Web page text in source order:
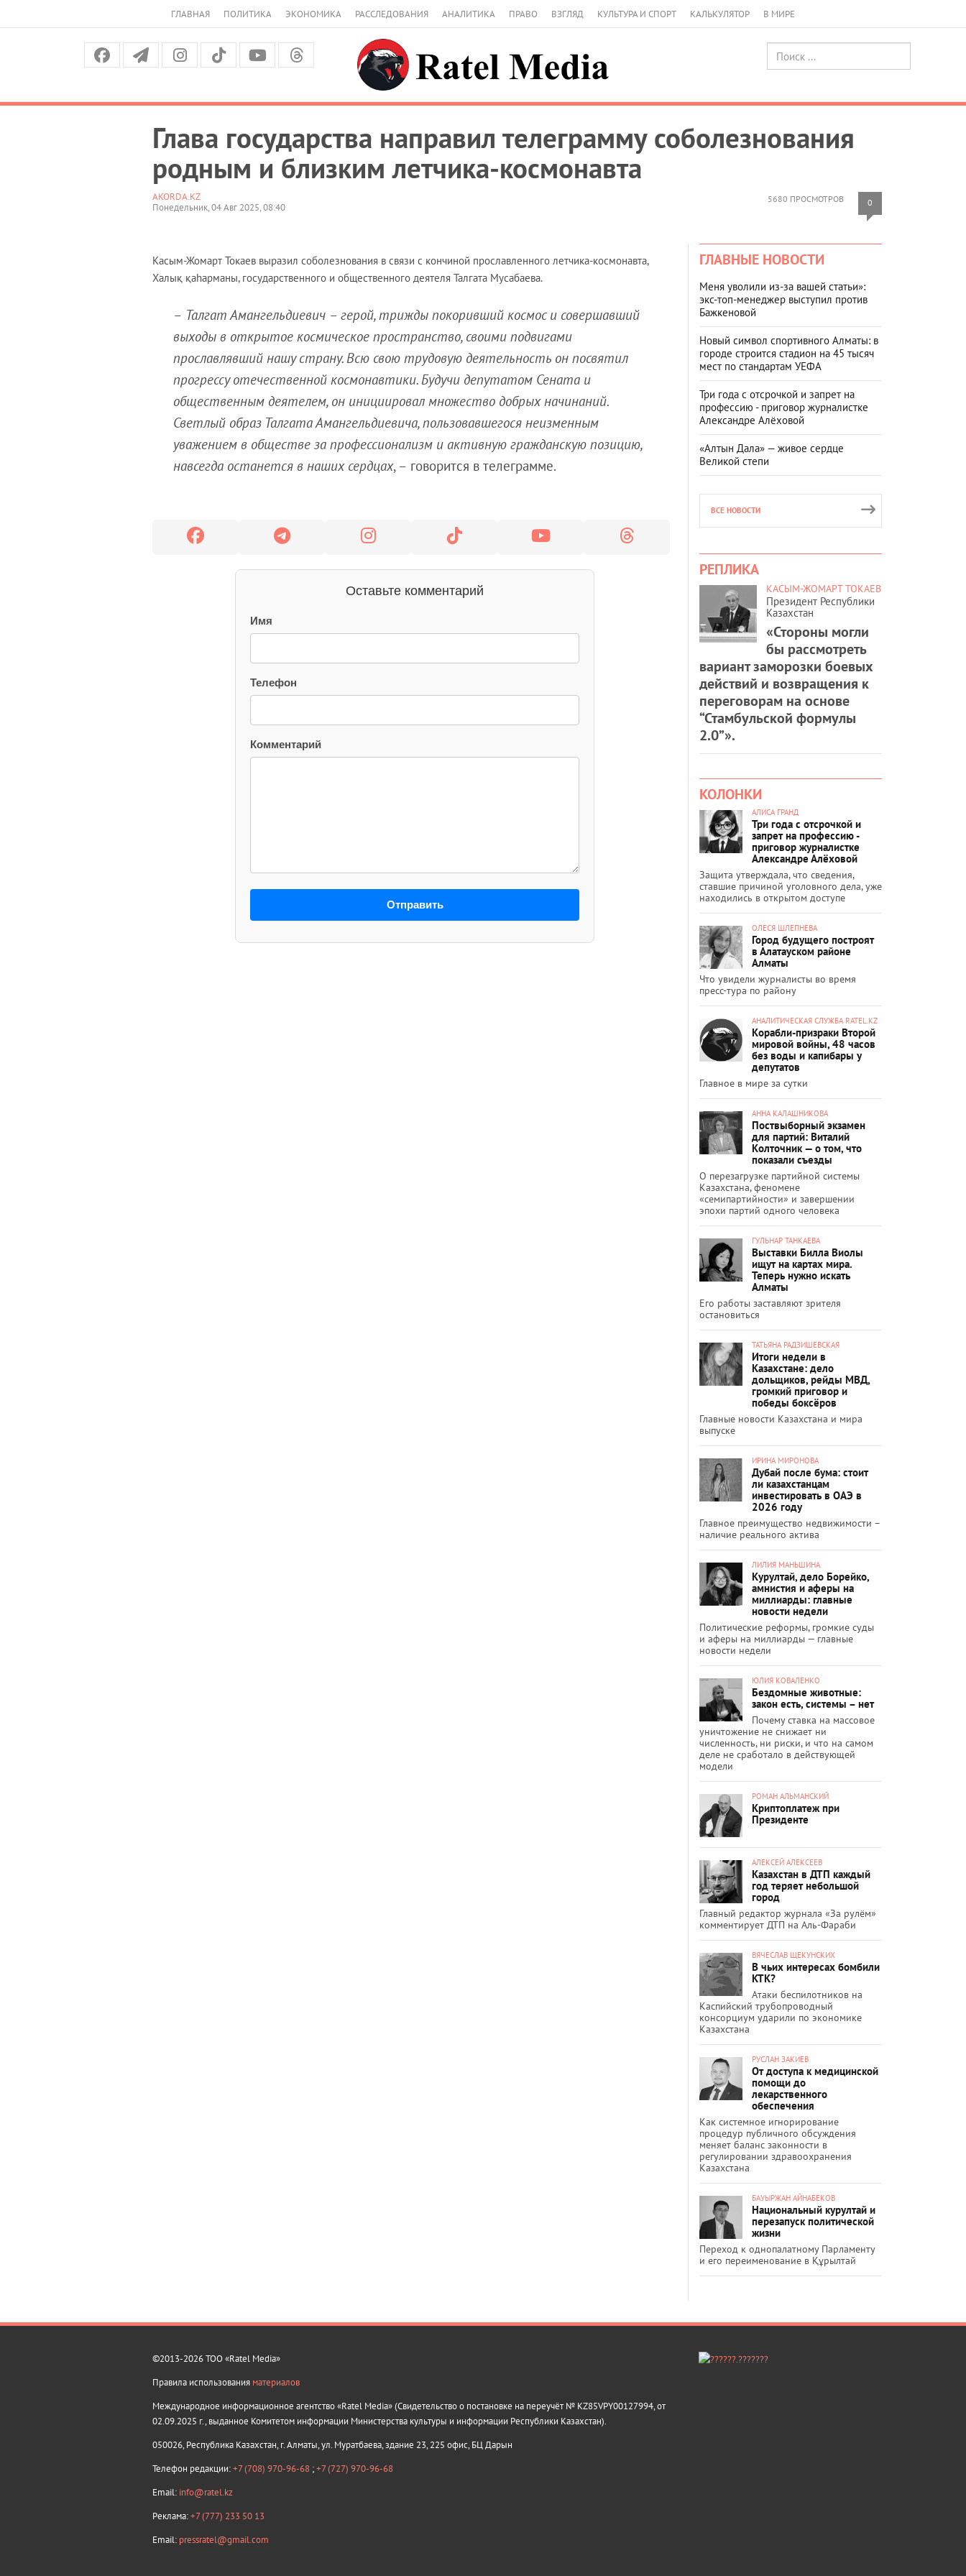
ГЛАВНАЯ ПОЛИТИКА ЭКОНОМИКА РАССЛЕДОВАНИЯ АНАЛИТИКА ПРАВО ВЗГЛЯД КУЛЬТУРА И СПОРТ КАЛЬКУЛЯТОР В МИРЕ
Глава государства направил телеграмму соболезнования
родным и близким летчика-космонавта
5680 ПРОСМОТРОВ 0
AKORDA.KZ
Понедельник, 04 Авг 2025, 08:40
Касым-Жомарт Токаев выразил соболезнования в связи с кончиной прославленного летчика-космонавта,
Халық қаһарманы, государственного и общественного деятеля Талгата Мусабаева.
– Талгат Амангельдиевич – герой, трижды покоривший космос и совершавший
выходы в открытое космическое пространство, своими подвигами
прославлявший нашу страну. Всю свою трудовую деятельность он посвятил
прогрессу отечественной космонавтики. Будучи депутатом Сената и
общественным деятелем, он инициировал множество добрых начинаний.
Светлый образ Талгата Амангельдиевича, пользовавшегося неизменным
уважением в обществе за профессионализм и активную гражданскую позицию,
навсегда останется в наших сердцах, – говорится в телеграмме.
Оставьте комментарий
Имя
Телефон
Комментарий
Отправить
ГЛАВНЫЕ НОВОСТИ
Меня уволили из-за вашей статьи»:
экс-топ-менеджер выступил против
Бажкеновой
Новый символ спортивного Алматы: в
городе строится стадион на 45 тысяч
мест по стандартам УЕФА
Три года с отсрочкой и запрет на
профессию - приговор журналистке
Александре Алёховой
«Алтын Дала» — живое сердце
Великой степи
ВСЕ НОВОСТИ
РЕПЛИКА
КАСЫМ-ЖОМАРТ ТОКАЕВ
Президент Республики
Казахстан
«Стороны могли
бы рассмотреть
вариант заморозки боевых
действий и возвращения к
переговорам на основе
“Стамбульской формулы
2.0”».
КОЛОНКИ
АЛИСА ГРАНД
Три года с отсрочкой и
запрет на профессию -
приговор журналистке
Александре Алёховой
Защита утверждала, что сведения,
ставшие причиной уголовного дела, уже
находились в открытом доступе
ОЛЕСЯ ШЛЕПНЕВА
Город будущего построят
в Алатауском районе
Алматы
Что увидели журналисты во время
пресс-тура по району
АНАЛИТИЧЕСКАЯ СЛУЖБА RATEL.KZ
Корабли-призраки Второй
мировой войны, 48 часов
без воды и капибары у
депутатов
Главное в мире за сутки
АННА КАЛАШНИКОВА
Поствыборный экзамен
для партий: Виталий
Колточник — о том, что
показали съезды
О перезагрузке партийной системы
Казахстана, феномене
«семипартийности» и завершении
эпохи партий одного человека
ГУЛЬНАР ТАНКАЕВА
Выставки Билла Виолы
ищут на картах мира.
Теперь нужно искать
Алматы
Его работы заставляют зрителя
остановиться
ТАТЬЯНА РАДЗИШЕВСКАЯ
Итоги недели в
Казахстане: дело
дольщиков, рейды МВД,
громкий приговор и
победы боксёров
Главные новости Казахстана и мира
выпуске
ИРИНА МИРОНОВА
Дубай после бума: стоит
ли казахстанцам
инвестировать в ОАЭ в
2026 году
Главное преимущество недвижимости –
наличие реального актива
ЛИЛИЯ МАНЬШИНА
Курултай, дело Борейко,
амнистия и аферы на
миллиарды: главные
новости недели
Политические реформы, громкие суды
и аферы на миллиарды — главные
новости недели
ЮЛИЯ КОВАЛЕНКО
Бездомные животные:
закон есть, системы – нет
Почему ставка на массовое
уничтожение не снижает ни
численность, ни риски, и что на самом
деле не сработало в действующей
модели
РОМАН АЛЬМАНСКИЙ
Криптоплатеж при
Президенте
АЛЕКСЕЙ АЛЕКСЕЕВ
Казахстан в ДТП каждый
год теряет небольшой
город
Главный редактор журнала «За рулём»
комментирует ДТП на Аль-Фараби
ВЯЧЕСЛАВ ЩЕКУНСКИХ
В чьих интересах бомбили
КТК?
Атаки беспилотников на
Каспийский трубопроводный
консорциум ударили по экономике
Казахстана
РУСЛАН ЗАКИЕВ
От доступа к медицинской
помощи до
лекарственного
обеспечения
Как системное игнорирование
процедур публичного обсуждения
меняет баланс законности в
регулировании здравоохранения
Казахстана
БАУЫРЖАН АЙНАБЕКОВ
Национальный курултай и
перезапуск политической
жизни
Переход к однопалатному Парламенту
и его переименование в Құрылтай
©2013-2026 ТОО «Ratel Media»
Правила использования материалов
Международное информационное агентство «Ratel Media» (Свидетельство о постановке на переучёт № KZ85VPY00127994, от
02.09.2025 г., выданное Комитетом информации Министерства культуры и информации Республики Казахстан).
050026, Республика Казахстан, г. Алматы, ул. Муратбаева, здание 23, 225 офис, БЦ Дарын
Телефон редакции:+7 (708) 970-96-68 ;+7 (727) 970-96-68
Email: info@ratel.kz
Реклама:+7 (777) 233 50 13
Email: pressratel@gmail.com